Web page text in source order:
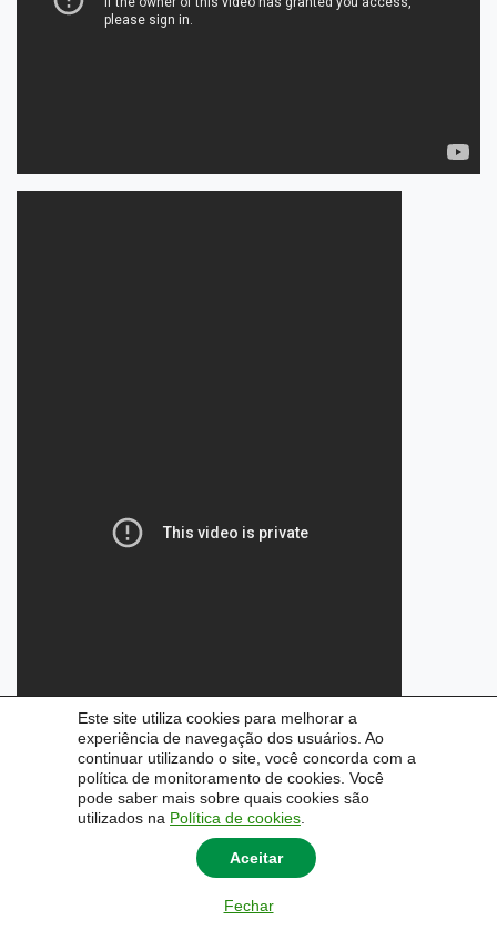
Este site utiliza cookies para melhorar a
experiência de navegação dos usuários. Ao
continuar utilizando o site, você concorda com a
política de monitoramento de cookies. Você
pode saber mais sobre quais cookies são
utilizados na Política de cookies
Aceitar
Fechar
Pró-Reitoria de Extensão e Cultura |Universidade Federal do Pampa - Unipampa